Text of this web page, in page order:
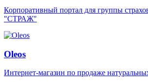
Корпоративный портал для группы
"СТРАЖ"
Oleos
Интернет-магазин по продаже